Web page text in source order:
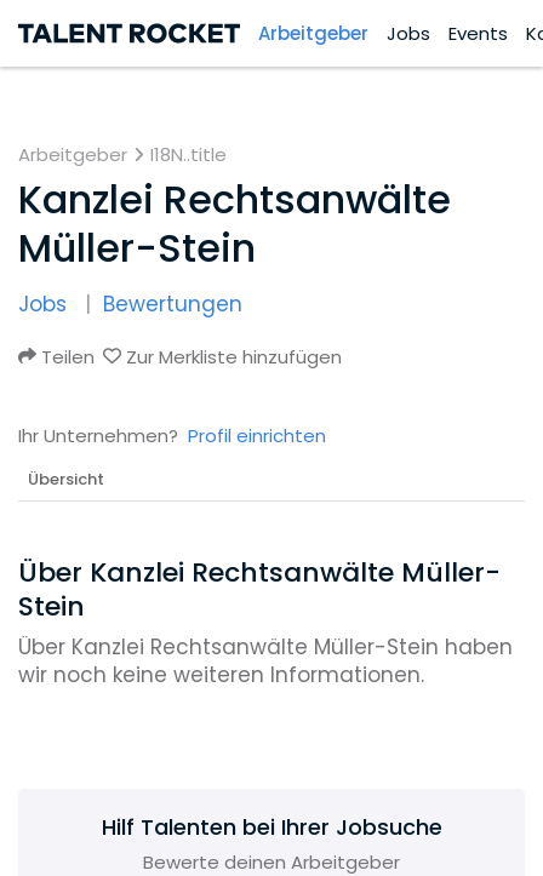
Arbeitgeber Jobs Events
Arbeitgeber I18N..title
Kanzlei Rechtsanwälte
Müller-Stein
Jobs Bewertungen
Teilen Zur Merkliste hinzufügen
Ihr Unternehmen? Profil einrichten
Übersicht
Über Kanzlei Rechtsanwälte Müller-
Stein
Über Kanzlei Rechtsanwälte Müller-Stein haben
wir noch keine weiteren Informationen.
Hilf Talenten bei Ihrer Jobsuche
Bewerte deinen Arbeitgeber